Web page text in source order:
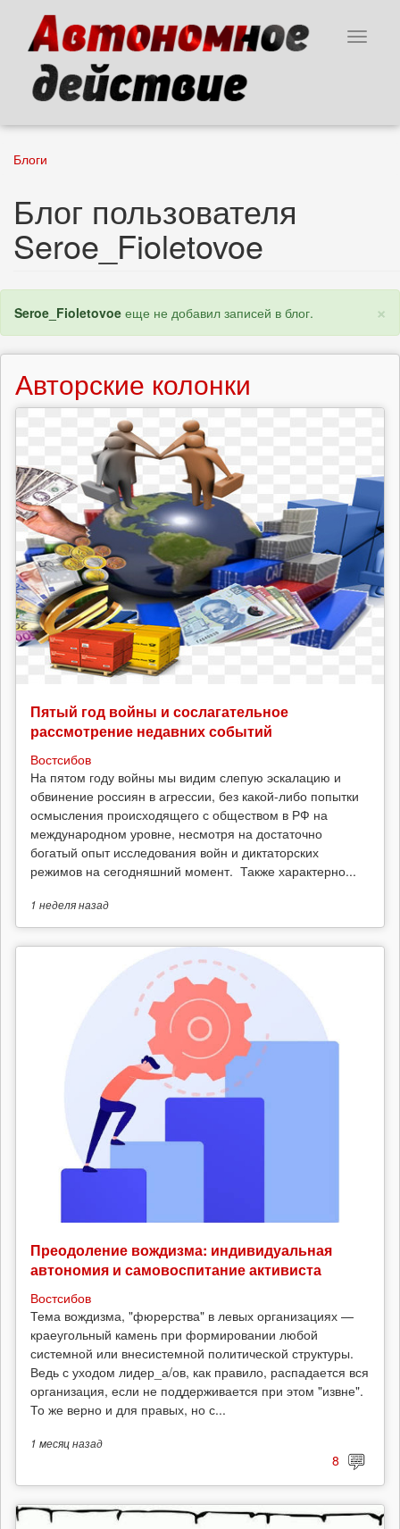
основному
содержанию
Toggle
Блоги
Блог пользователя
Seroe_Fioletovoe
×
Статус
Seroe_Fioletovoe еще не добавил записей в блог.
Авторские колонки
Пятый год войны и сослагательное
рассмотрение недавних событий
Востсибов
На пятом году войны мы видим слепую эскалацию и
обвинение россиян в агрессии, без какой-либо попытки
осмысления происходящего с обществом в РФ на
международном уровне, несмотря на достаточно
богатый опыт исследования войн и диктаторских
режимов на сегодняшний момент. Также характерно...
1 неделяназад
Преодоление вождизма: индивидуальная
автономия и самовоспитание активиста
Востсибов
Тема вождизма, "фюрерства" в левых организациях —
краеугольный камень при формировании любой
системной или внесистемной политической структуры.
Ведь с уходом лидер_а/ов, как правило, распадается вся
организация, если не поддерживается при этом "извне".
То же верно и для правых, но с...
1 месяцназад
8